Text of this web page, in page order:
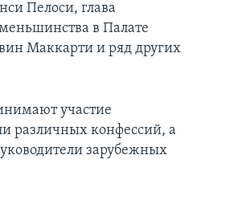
Пелоси, глава
в Палате
Маккарти и ряд других
участие
различных конфессий, а
зарубежных